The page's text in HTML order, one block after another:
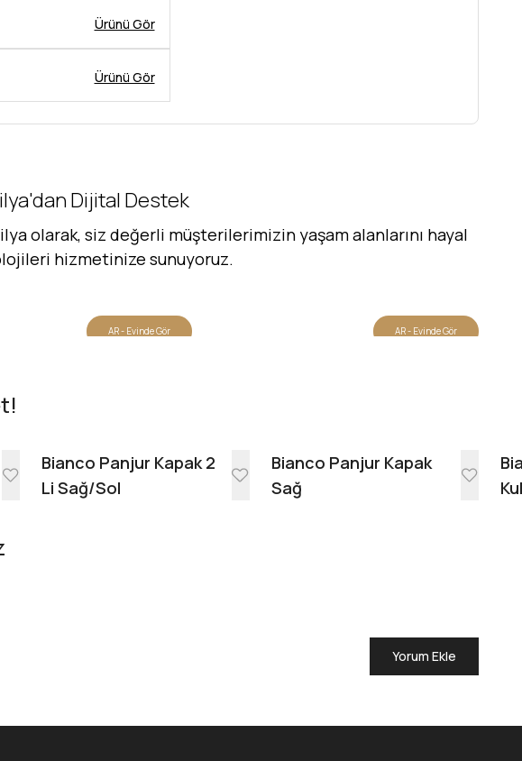
Ürünü Gör
Ürünü Gör
Dijital Destek
olarak, siz değerli müşterilerimizin yaşam alanlarını hayal
hizmetinize sunuyoruz.
AR - Evinde Gör AR - Evinde Gör
Bianco Panjur Kapak 2
Li Sağ/Sol
Bianco Panjur Kapak
Sağ
Yorum Ekle